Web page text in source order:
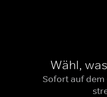
Wähl,
Sofort auf dem